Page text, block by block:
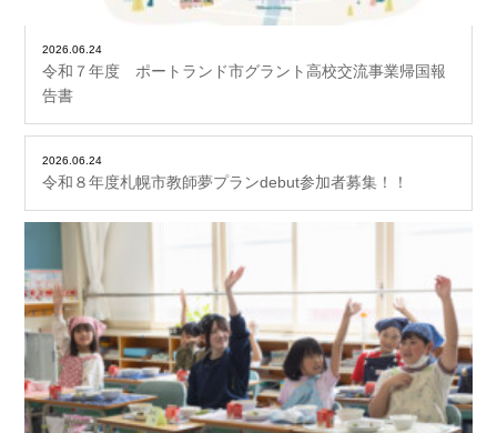
2026.06.24
令和７年度 ポートランド市グラント高校交流事業帰国報
告書
2026.06.24
令和８年度札幌市教師夢プランdebut参加者募集！！